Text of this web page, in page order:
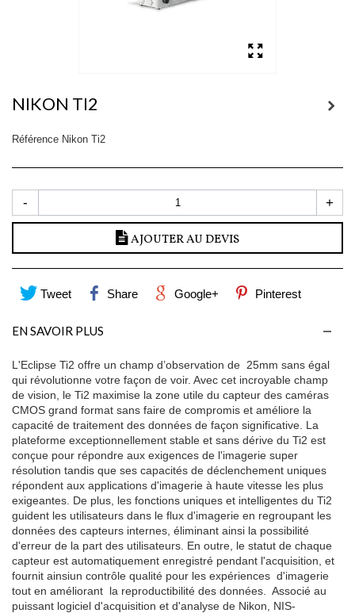
NIKON TI2
Référence Nikon Ti2
- +
AJOUTER AU DEVIS
Tweet Share Google+ Pinterest
EN SAVOIR PLUS
L'Eclipse Ti2 offre un champ d’observation de 25mm sans égal
qui révolutionne votre façon de voir. Avec cet incroyable champ
de vision, le Ti2 maximise la zone utile du capteur des caméras
CMOS grand format sans faire de compromis et améliore la
capacité de traitement des données de façon significative. La
plateforme exceptionnellement stable et sans dérive du Ti2 est
conçue pour répondre aux exigences de l'imagerie super
résolution tandis que ses capacités de déclenchement uniques
répondent aux applications d'imagerie à haute vitesse les plus
exigeantes. De plus, les fonctions uniques et intelligentes du Ti2
guident les utilisateurs dans le flux d'imagerie en regroupant les
données des capteurs internes, éliminant ainsi la possibilité
d'erreur de la part des utilisateurs. En outre, le statut de chaque
capteur est automatiquement enregistré pendant l'acquisition, et
fournit ainsiun contrôle qualité pour les expériences d'imagerie
tout en améliorant la reproductibilité des données. Associé au
puissant logiciel d'acquisition et d'analyse de Nikon, NIS-